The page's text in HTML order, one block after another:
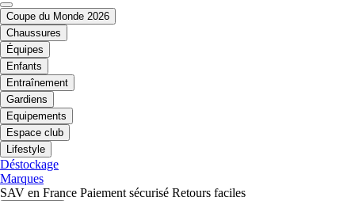
Coupe du Monde 2026
Chaussures
Équipes
Enfants
Entraînement
Gardiens
Equipements
Espace club
Lifestyle
Déstockage
Marques
SAV en France Paiement sécurisé Retours faciles